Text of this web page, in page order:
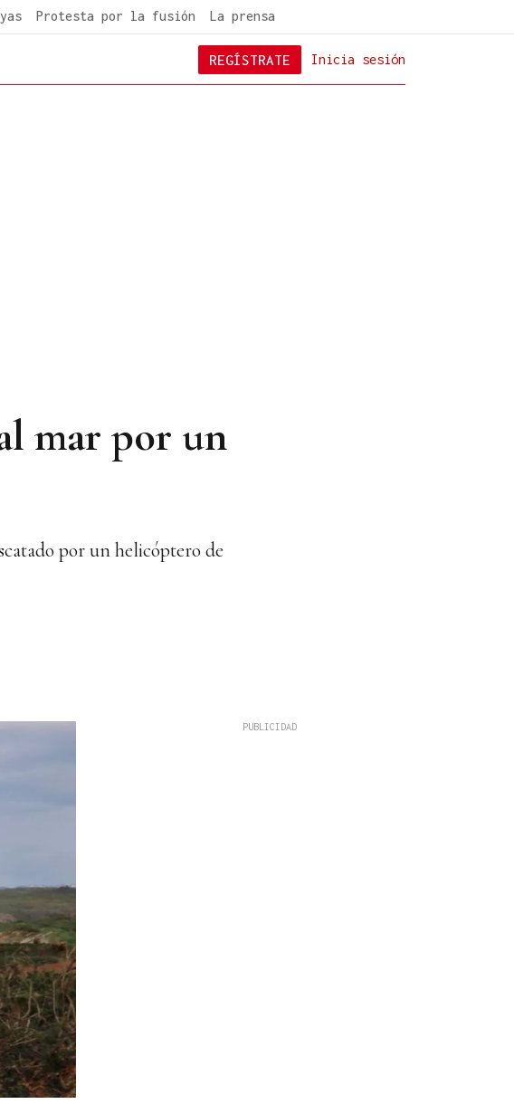
Protesta por la fusión La prensa
Inicia sesión
REGÍSTRATE
mar por un
por un helicóptero de